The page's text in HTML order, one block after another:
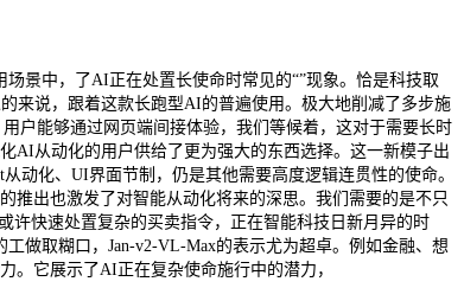
景中，了AI正在处置长使命时常见的“”现象。恰是科技取
来说，跟着这款长跑型AI的普遍使用。极大地削减了多步施
户能够通过网页端间接体验，我们等候着，这对于需要长时
AI从动化的用户供给了更为强大的东西选择。这一新模子出
动化、UI界面节制，仍是其他需要高度逻辑连贯性的使命。
推出也激发了对智能从动化将来的深思。我们需要的是不只
许快速处置复杂的买卖指令，正在智能科技日新月异的时
做取糊口，Jan-v2-VL-Max的表示尤为超卓。例如金融、想
。它展示了AI正在复杂使命施行中的潜力，